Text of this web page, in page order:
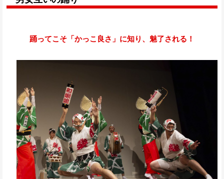
踊ってこそ「かっこ良さ」に知り、魅了される！